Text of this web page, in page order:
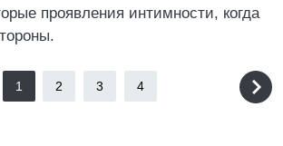
проявления интимности, когда
1 2 3 4